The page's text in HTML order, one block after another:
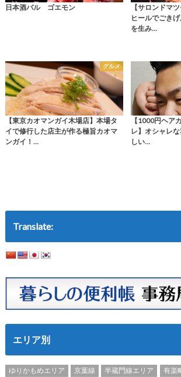
日本酒バル ゴエモン
【サロンドマ
ヒールでごき
を生み…
グルメ
【東京カオマンガイ木場店】本場タ
イで修行した店主が作る極旨カオマ
ンガイ！…
【1000円ヘ
レ】オシャレ
しい…
Translate:
エリア別
ゆりかもめエリア 京葉線 半蔵門線エリア
有楽